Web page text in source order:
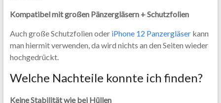
Kompatibel mit großen Pänzergläsern + Schutzfolien
Auch große Schutzfolien oder iPhone 12 Panzergläserkann
man hiermit verwenden, da wird nichts an den Seiten wieder
hochgedrückt.
Welche Nachteile konnte ich finden?
Keine Stabilität wie bei Hüllen